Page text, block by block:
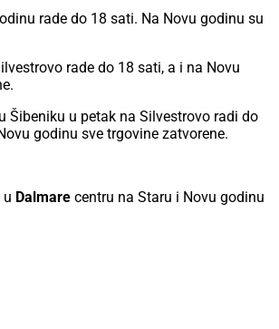
rade do 18 sati. Na Novu godinu su
rade do 18 sati, a i na Novu
Šibeniku u petak na Silvestrovo radi do
godinu sve trgovine zatvorene.
u Dalmare centru na Staru i Novu godinu